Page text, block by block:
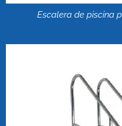
Escalera de piscina